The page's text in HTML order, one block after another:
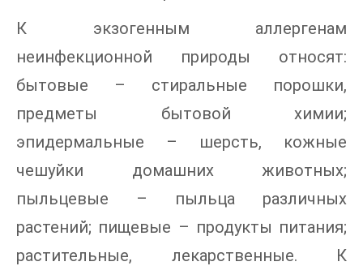
К экзогенным аллергенам
неинфекционной природы относят:
бытовые – стиральные порошки,
предметы бытовой химии;
эпидермальные – шерсть, кожные
чешуйки домашних животных;
пыльцевые – пыльца различных
растений; пищевые – продукты питания;
растительные, лекарственные. К